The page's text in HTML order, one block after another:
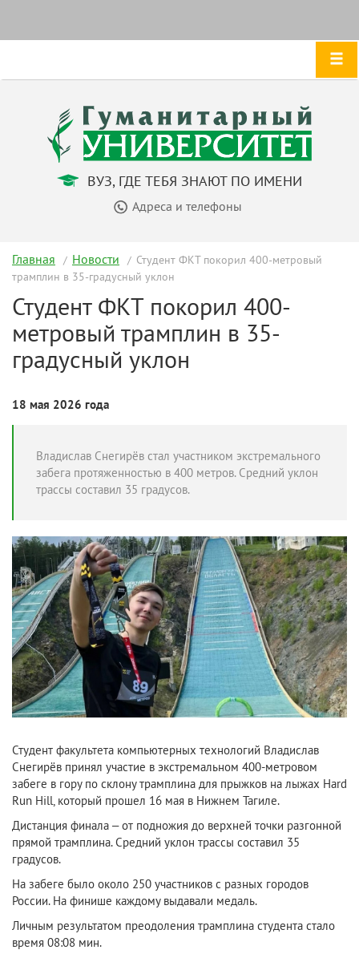
ВУЗ, ГДЕ ТЕБЯ ЗНАЮТ ПО ИМЕНИ
Адреса и телефоны
Главная Новости
Студент ФКТ покорил 400-метровый
трамплин в 35-градусный уклон
Студент ФКТ покорил 400-
метровый трамплин в 35-
градусный уклон
18 мая 2026 года
Владислав Снегирёв стал участником экстремального
забега протяженностью в 400 метров. Средний уклон
трассы составил 35 градусов.
Студент факультета компьютерных технологий Владислав
Снегирёв принял участие в экстремальном 400-метровом
забеге в гору по склону трамплина для прыжков на лыжах Hard
Run Hill, который прошел 16 мая в Нижнем Тагиле.
Дистанция финала – от подножия до верхней точки разгонной
прямой трамплина. Средний уклон трассы составил 35
градусов.
На забеге было около 250 участников с разных городов
России. На финише каждому выдавали медаль.
Личным результатом преодоления трамплина студента стало
время 08:08 мин.